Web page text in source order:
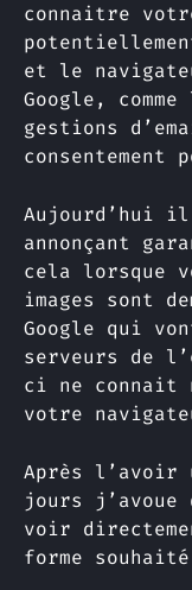
connaitre
et le
Google,
gestions
Aujourd’hui il
annonçant
cela lorsque
images sont
Google qui
serveurs de
ci ne connait
votre
Après
jours j’avoue
voir
forme